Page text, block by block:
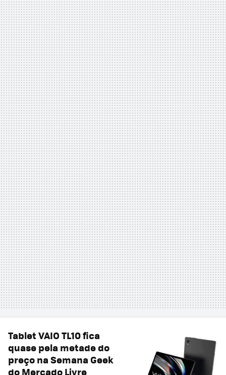
Tablet VAIO TL10 fica
quase pela metade do
preço na Semana Geek
do Mercado Livre